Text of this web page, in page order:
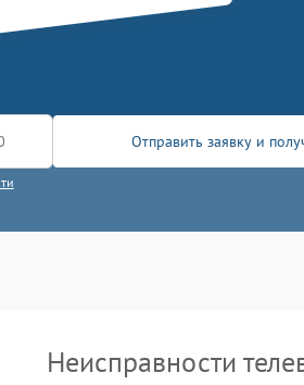
Отправить заявку и
Неисправности